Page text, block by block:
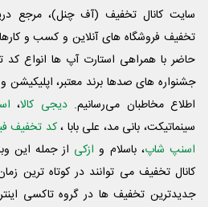
سایت کانال تخفیف (آف چنل)، مرجع
تخفیف فروشگاه های آنلاین و کسب و‌
حاضر با همراهی استارت آپ ها انواع کد
جشنواره های صدها برند معتبر، اپلیکیشن
اطلاع مخاطبان می‌رسانیم. دیجی کالا،
سینماتیکت، بانی مد، علی‌ بابا ،کد تخفیف
اسنپ شاپ، باسلام و ازکی از جمله این
کانال تخفیف می توانند در کوتاه ترین
جدیدترین تخفیف ها در گروه تاکسی